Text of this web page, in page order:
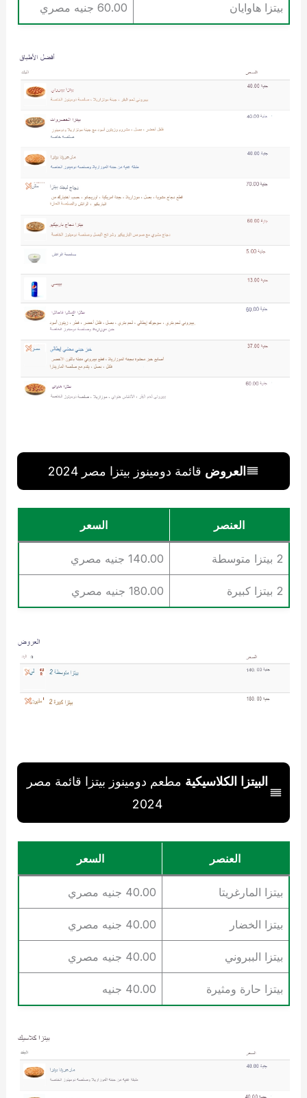
بيتزا هاوايان 60.00 جنيه مصري
العروض قائمة دومينوز بيتزا مصر 2024
العنصر السعر
2 بيتزا متوسطة 140.00 جنيه مصري
2 بيتزا كبيرة 180.00 جنيه مصري
البيتزا الكلاسيكية مطعم دومينوز بيتزا قائمة مصر
2024
العنصر السعر
بيتزا المارغريتا 40.00 جنيه مصري
بيتزا الخضار 40.00 جنيه مصري
بيتزا الببروني 40.00 جنيه مصري
بيتزا حارة ومثيرة 40.00 جنيه